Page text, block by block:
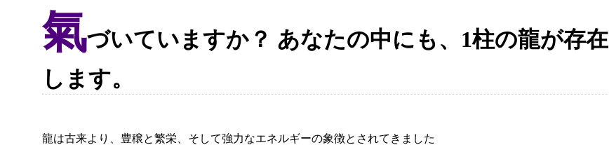
氣づいていますか？ あなたの中にも、1柱の龍が存在
します。
龍は古来より、豊穣と繁栄、そして強力なエネルギーの象徴とされてきました